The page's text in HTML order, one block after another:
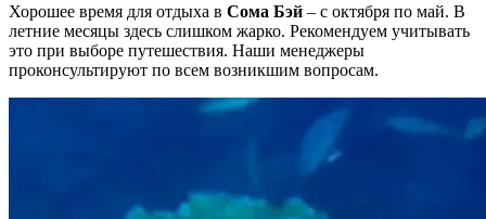
Хорошее время для отдыха в Сома Бэй – с октября по май. В
летние месяцы здесь слишком жарко. Рекомендуем учитывать
это при выборе путешествия. Наши менеджеры
проконсультируют по всем возникшим вопросам.